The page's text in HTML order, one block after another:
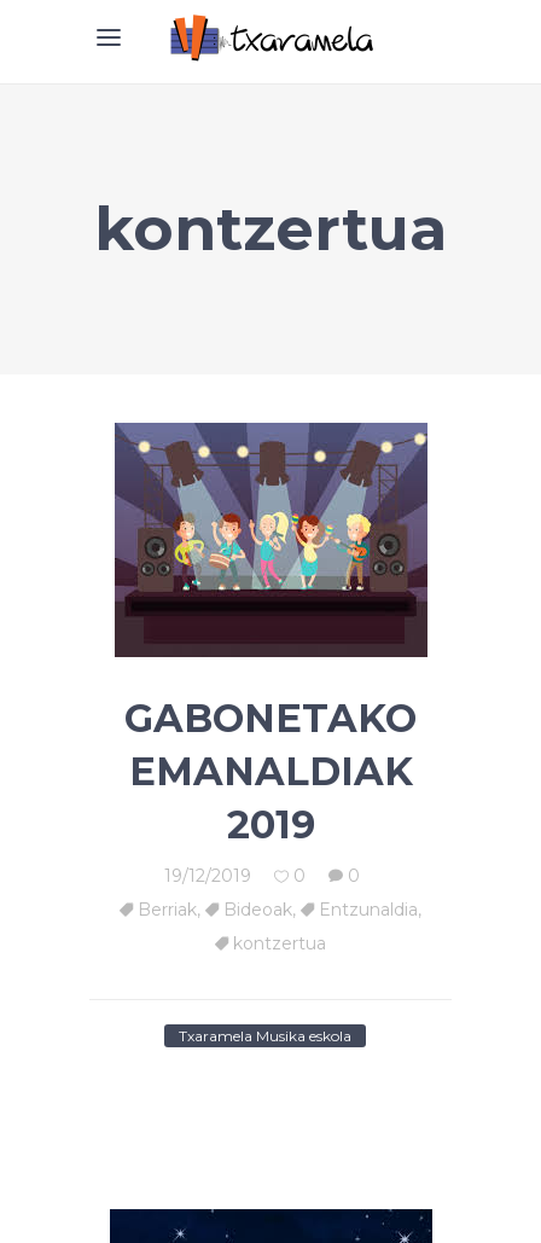
kontzertua
GABONETAKO
EMANALDIAK
2019
19/12/2019 0
0
Berriak, Bideoak, Entzunaldia,
kontzertua
Txaramela Musika eskola